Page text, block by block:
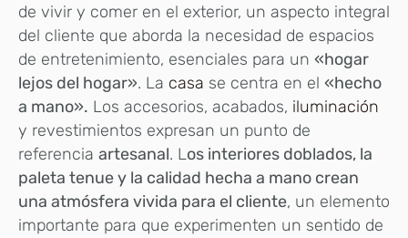
de vivir y comer en el exterior, un aspecto integral
del cliente que aborda la necesidad de espacios
de entretenimiento, esenciales para un «hogar
lejos del hogar». La casa se centra en el «hecho
a mano». Los accesorios, acabados, iluminación
y revestimientos expresan un punto de
referencia artesanal. Los interiores doblados, la
paleta tenue y la calidad hecha a mano crean
una atmósfera vivida para el cliente, un elemento
importante para que experimenten un sentido de